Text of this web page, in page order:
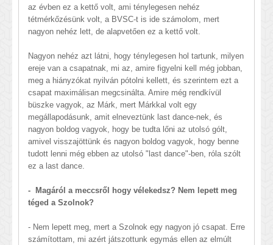
az évben ez a kettő volt, ami ténylegesen nehéz
tétmérkőzésünk volt, a BVSC-t is ide számolom, mert
nagyon nehéz lett, de alapvetően ez a kettő volt.
Nagyon nehéz azt látni, hogy ténylegesen hol tartunk, milyen
ereje van a csapatnak, mi az, amire figyelni kell még jobban,
meg a hiányzókat nyilván pótolni kellett, és szerintem ezt a
csapat maximálisan megcsinálta. Amire még rendkívül
büszke vagyok, az Márk, mert Márkkal volt egy
megállapodásunk, amit elneveztünk last dance-nek, és
nagyon boldog vagyok, hogy be tudta lőni az utolsó gólt,
amivel visszajöttünk és nagyon boldog vagyok, hogy benne
tudott lenni még ebben az utolsó "last dance"-ben, róla szólt
ez a last dance.
- Magáról a meccsről hogy vélekedsz? Nem lepett meg
téged a Szolnok?
- Nem lepett meg, mert a Szolnok egy nagyon jó csapat. Erre
számítottam, mi azért játszottunk egymás ellen az elmúlt